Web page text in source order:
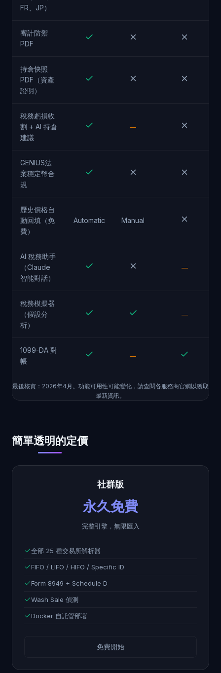
FR、JP）
審計防禦
PDF
持倉快照
PDF（資產
證明）
稅務虧損收
割 + AI 持倉
建議
—
GENIUS法
案穩定幣合
規
歷史價格自
動回填（免
費）
Automatic Manual
AI 稅務助手
（Claude
智能對話）
—
稅務模擬器
（假設分
析）
—
1099-DA 對
帳
—
最後核實：2026年4月。功能可用性可能變化，請查閱各服務商官網以獲取
最新資訊。
簡單透明的定價
社群版
永久免費
完整引擎，無限匯入
全部 25 種交易所解析器
FIFO / LIFO / HIFO / Specific ID
Form 8949 + Schedule D
Wash Sale 偵測
Docker 自託管部署
免費開始